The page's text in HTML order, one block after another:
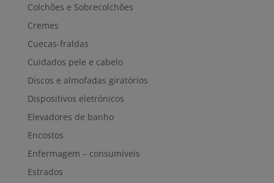
Colchões e Sobrecolchões
Cremes
Cuecas-fraldas
Cuidados pele e cabelo
Discos e almofadas giratórios
Dispositivos eletrónicos
Elevadores de banho
Encostos
Enfermagem – consumíveis
Estrados